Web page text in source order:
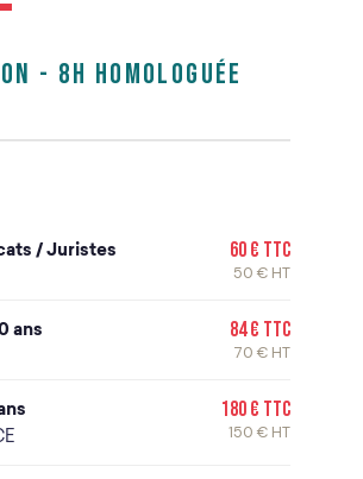
- 8h homologuée
/ Juristes 60 € TTC
50 € HT
ans 84 € TTC
70 € HT
180 € TTC
150 € HT